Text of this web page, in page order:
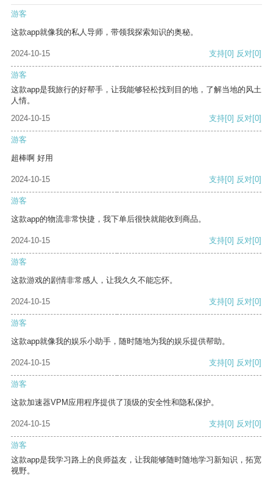
游客
这款app就像我的私人导师，带领我探索知识的奥秘。
2024-10-15 支持[0] 反对[0]
游客
这款app是我旅行的好帮手，让我能够轻松找到目的地，了解当地的风土
人情。
2024-10-15
支持[0] 反对[0]
游客
超棒啊 好用
2024-10-15 支持[0] 反对[0]
游客
这款app的物流非常快捷，我下单后很快就能收到商品。
2024-10-15 支持[0] 反对[0]
游客
这款游戏的剧情非常感人，让我久久不能忘怀。
2024-10-15 支持[0] 反对[0]
游客
这款app就像我的娱乐小助手，随时随地为我的娱乐提供帮助。
2024-10-15 支持[0] 反对[0]
游客
这款加速器VPM应用程序提供了顶级的安全性和隐私保护。
2024-10-15 支持[0] 反对[0]
游客
这款app是我学习路上的良师益友，让我能够随时随地学习新知识，拓宽
视野。